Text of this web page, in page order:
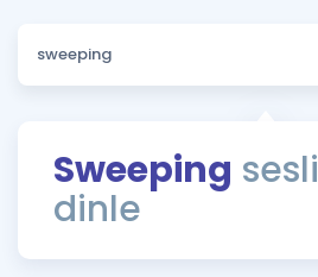
Sözlük
Rehberlik Aracı
ÖSYM Sınav Takvimi
Hakkımızda
Sweeping sesli
dinle